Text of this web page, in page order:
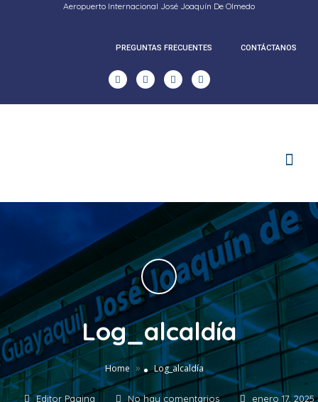
Aeropuerto Internacional José Joaquín De Olmedo
PREGUNTAS FRECUENTES CONTÁCTANOS
Log_alcaldía
Home » Log_alcaldía
Editor Pagina No hay comentarios enero 17, 2025